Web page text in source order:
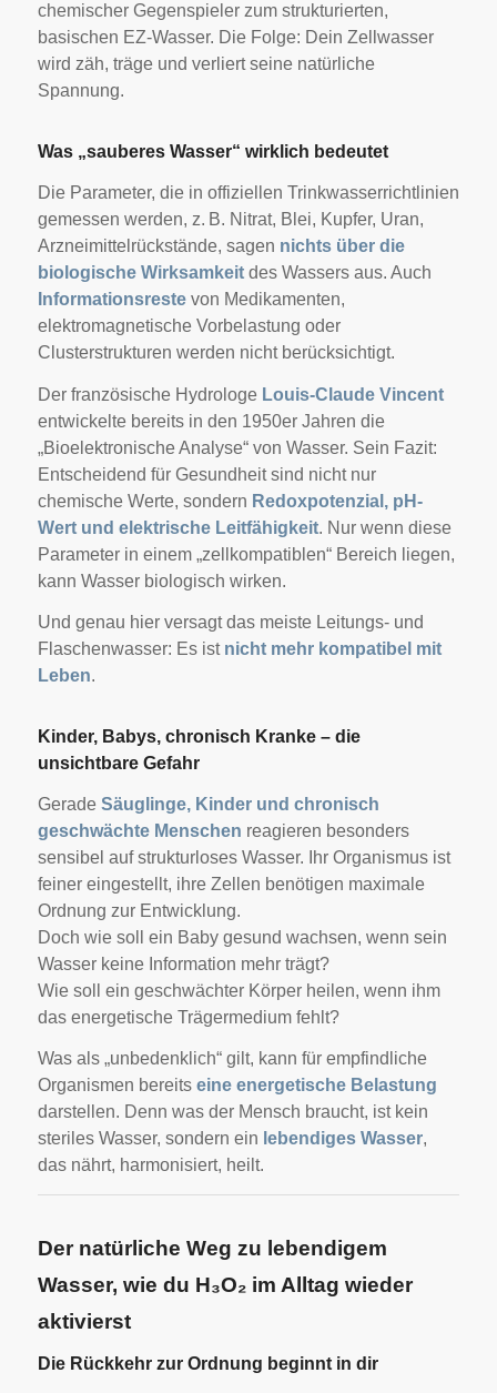
chemischer Gegenspieler zum strukturierten,
basischen EZ-Wasser. Die Folge: Dein Zellwasser
wird zäh, träge und verliert seine natürliche
Spannung.
Was „sauberes Wasser“ wirklich bedeutet
Die Parameter, die in offiziellen Trinkwasserrichtlinien
gemessen werden, z. B. Nitrat, Blei, Kupfer, Uran,
Arzneimittelrückstände, sagen nichts über die
biologische Wirksamkeitdes Wassers aus. Auch
Informationsrestevon Medikamenten,
elektromagnetische Vorbelastung oder
Clusterstrukturen werden nicht berücksichtigt.
Der französische Hydrologe Louis-Claude Vincent
entwickelte bereits in den 1950er Jahren die
„Bioelektronische Analyse“ von Wasser. Sein Fazit:
Entscheidend für Gesundheit sind nicht nur
chemische Werte, sondern Redoxpotenzial, pH-
Wert und elektrische Leitfähigkeit. Nur wenn diese
Parameter in einem „zellkompatiblen“ Bereich liegen,
kann Wasser biologisch wirken.
Und genau hier versagt das meiste Leitungs- und
Flaschenwasser: Es ist nicht mehr kompatibel mit
Leben.
Kinder, Babys, chronisch Kranke – die
unsichtbare Gefahr
Gerade Säuglinge, Kinder und chronisch
geschwächte Menschen reagieren besonders
sensibel auf strukturloses Wasser. Ihr Organismus ist
feiner eingestellt, ihre Zellen benötigen maximale
Ordnung zur Entwicklung.
Doch wie soll ein Baby gesund wachsen, wenn sein
Wasser keine Information mehr trägt?
Wie soll ein geschwächter Körper heilen, wenn ihm
das energetische Trägermedium fehlt?
Was als „unbedenklich“ gilt, kann für empfindliche
Organismen bereits eine energetische Belastung
darstellen. Denn was der Mensch braucht, ist kein
steriles Wasser, sondern ein lebendiges Wasser,
das nährt, harmonisiert, heilt.
Der natürliche Weg zu lebendigem
Wasser, wie du H₃O₂ im Alltag wieder
aktivierst
Die Rückkehr zur Ordnung beginnt in dir